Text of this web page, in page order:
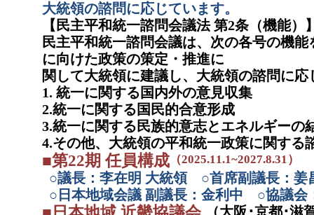
大統領の諮問に応じています。
【民主平和統一諮問会議法 第2条（機能）
民主平和統一諮問会議は、次の各号の機
に向けた政策の策定・推進に
関して大統領に建議し、大統領の諮問に応
1. 統一に関する国内外の意見収集
2.統一に関する国民的合意形成
3.統一に関する民族的意志とエネルギーの
4.その他、大統領の平和統一政策に関する
■第22期 任員構成 （2025.11.1~2027.8.31）
○議長：李在明 大統領 ○首席副議長：
○日本地域会議 副議長：金利中 ○協議
（大阪･京都･滋